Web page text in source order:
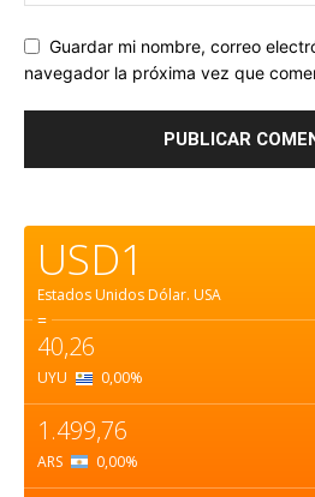
Guardar mi nombre, correo
navegador la próxima vez que
USD1
Estados Unidos Dólar. USA
=
40,26
UYU 0,00%
1.499,76
ARS 0,00%